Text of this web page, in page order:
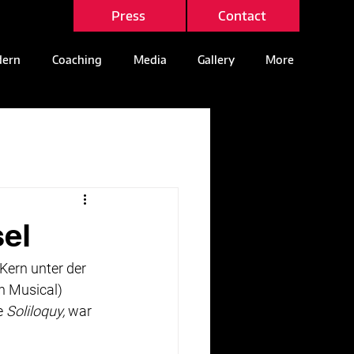
Press Contact
Coaching Media Gallery More
unter der
Musical)
Soliloquy, war